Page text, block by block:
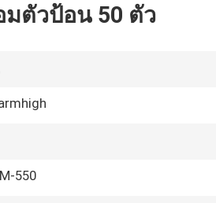
มตัวป้อน 50 ตัว
550